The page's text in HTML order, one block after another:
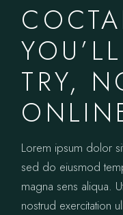
TRY,
Lorem ipsum dolor
sed do eiusmod
magna sens aliqua.
nostrud exercitation